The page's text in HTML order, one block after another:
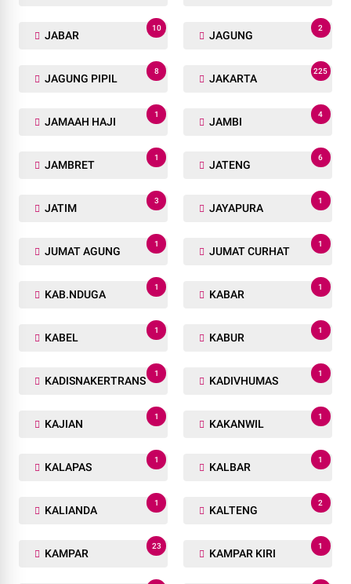
JABAR
10
JAGUNG
2
JAGUNG PIPIL
8
JAKARTA
225
JAMAAH HAJI
1
JAMBI
4
JAMBRET
1
JATENG
6
JATIM
3
JAYAPURA
1
JUMAT AGUNG
1
JUMAT CURHAT
1
KAB.NDUGA
1
KABAR
1
KABEL
1
KABUR
1
KADISNAKERTRANS
1
KADIVHUMAS
1
KAJIAN
1
KAKANWIL
1
KALAPAS
1
KALBAR
1
KALIANDA
1
KALTENG
2
KAMPAR
23
KAMPAR KIRI
1